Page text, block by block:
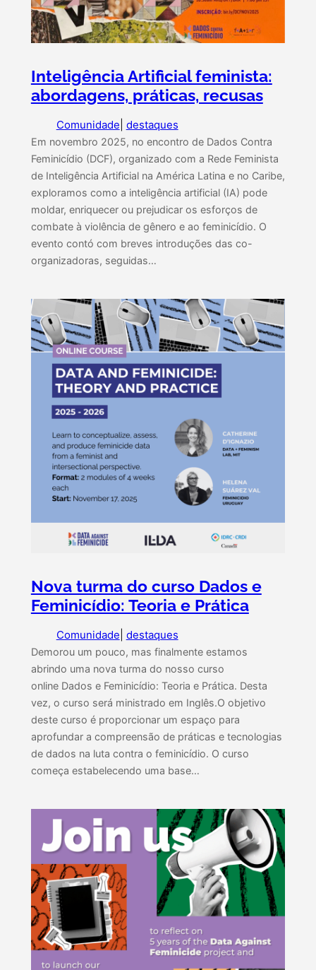
Inteligência Artificial feminista:
abordagens, práticas, recusas
Comunidade destaques
Em novembro 2025, no encontro de Dados Contra
Feminicídio (DCF), organizado com a Rede Feminista
de Inteligência Artificial na América Latina e no Caribe,
exploramos como a inteligência artificial (IA) pode
moldar, enriquecer ou prejudicar os esforços de
combate à violência de gênero e ao feminicídio. O
evento contó com breves introduções das co-
organizadoras, seguidas…
Nova turma do curso Dados e
Feminicídio: Teoria e Prática
Comunidade destaques
Demorou um pouco, mas finalmente estamos
abrindo uma nova turma do nosso curso
online Dados e Feminicídio: Teoria e Prática. Desta
vez, o curso será ministrado em Inglês.O objetivo
deste curso é proporcionar um espaço para
aprofundar a compreensão de práticas e tecnologias
de dados na luta contra o feminicídio. O curso
começa estabelecendo uma base…